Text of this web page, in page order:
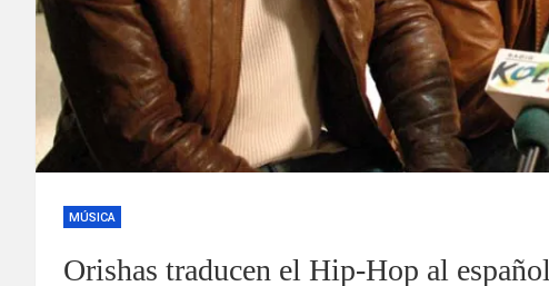
MÚSICA
Orishas traducen el Hip-Hop al español